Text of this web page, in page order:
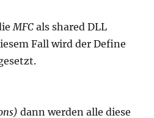
MFC als shared DLL
Fall wird der Define
dann werden alle diese